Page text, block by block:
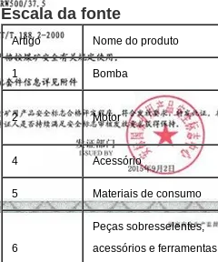
Escala da fonte
Artigo Nome do produto
1 Bomba
2 Motor
4 Acessório
5 Materiais de consumo
6
Peças sobresselentes,
acessórios e ferramentas